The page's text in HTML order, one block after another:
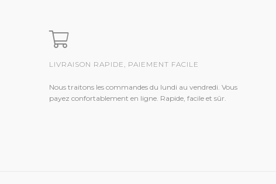
LIVRAISON RAPIDE, PAIEMENT FACILE
Nous traitons les commandes du lundi au vendredi. Vous
payez confortablement en ligne. Rapide, facile et sûr.